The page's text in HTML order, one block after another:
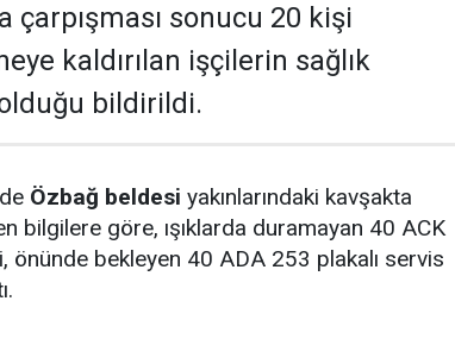
çarpışması sonucu 20 kişi
kaldırılan işçilerin sağlık
bildirildi.
Özbağ beldesi yakınlarındaki kavşakta
bilgilere göre, ışıklarda duramayan 40 ACK
önünde bekleyen 40 ADA 253 plakalı servis